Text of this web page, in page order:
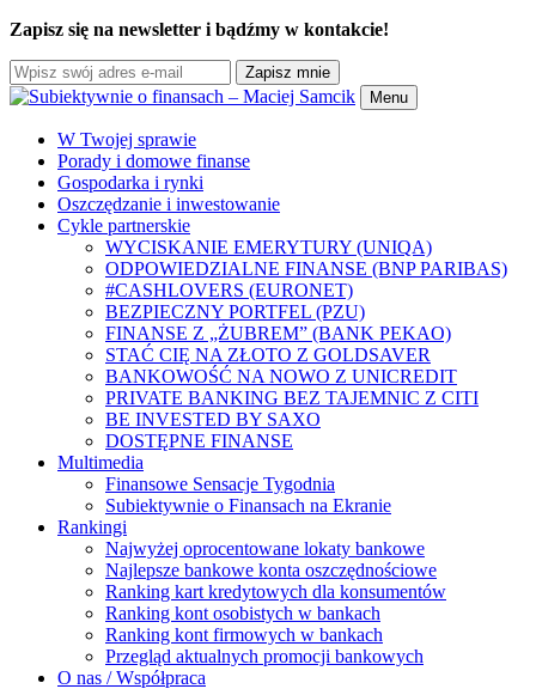
Zapisz się na newsletter i bądźmy w kontakcie!
Zapisz mnie
Menu
W Twojej sprawie
Porady i domowe finanse
Gospodarka i rynki
Oszczędzanie i inwestowanie
Cykle partnerskie
WYCISKANIE EMERYTURY (UNIQA)
ODPOWIEDZIALNE FINANSE (BNP PARIBAS)
#CASHLOVERS (EURONET)
BEZPIECZNY PORTFEL (PZU)
FINANSE Z „ŻUBREM” (BANK PEKAO)
STAĆ CIĘ NA ZŁOTO Z GOLDSAVER
BANKOWOŚĆ NA NOWO Z UNICREDIT
PRIVATE BANKING BEZ TAJEMNIC Z CITI
BE INVESTED BY SAXO
DOSTĘPNE FINANSE
Multimedia
Finansowe Sensacje Tygodnia
Subiektywnie o Finansach na Ekranie
Rankingi
Najwyżej oprocentowane lokaty bankowe
Najlepsze bankowe konta oszczędnościowe
Ranking kart kredytowych dla konsumentów
Ranking kont osobistych w bankach
Ranking kont firmowych w bankach
Przegląd aktualnych promocji bankowych
O nas / Współpraca